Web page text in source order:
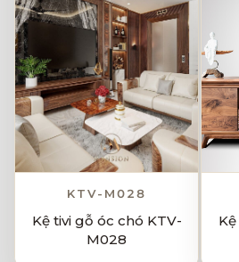
KTV-M028
Kệ tivi gỗ óc chó KTV-
M028